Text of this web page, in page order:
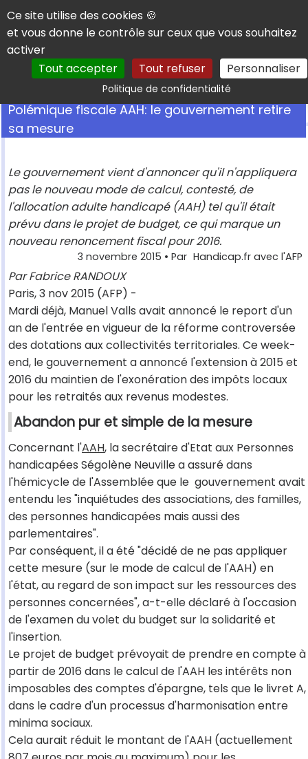
Panneau de gestion des cookies
Ce site utilise des cookies 🍪
et vous donne le contrôle sur ceux que vous souhaitez
activer
Tout accepter
Tout refuser Personnaliser
Politique de confidentialitéRechercher
Polémique fiscale AAH: le gouvernement retire
sa mesure
Le gouvernement vient d'annoncer qu'il n'appliquera
pas le nouveau mode de calcul, contesté, de
l'allocation adulte handicapé (AAH) tel qu'il était
prévu dans le projet de budget, ce qui marque un
nouveau renoncement fiscal pour 2016.
3 novembre 2015 • Par Handicap.fr avec l'AFP
Par Fabrice RANDOUX
Paris, 3 nov 2015 (AFP) -
Mardi déjà, Manuel Valls avait annoncé le report d'un
an de l'entrée en vigueur de la réforme controversée
des dotations aux collectivités territoriales. Ce week-
end, le gouvernement a annoncé l'extension à 2015 et
2016 du maintien de l'exonération des impôts locaux
pour les retraités aux revenus modestes.
Abandon pur et simple de la mesure
Concernant l'AAH, la secrétaire d'Etat aux Personnes
handicapées Ségolène Neuville a assuré dans
l'hémicycle de l'Assemblée que le gouvernement avait
entendu les "inquiétudes des associations, des familles,
des personnes handicapées mais aussi des
parlementaires".
Par conséquent, il a été "décidé de ne pas appliquer
cette mesure (sur le mode de calcul de l'AAH) en
l'état, au regard de son impact sur les ressources des
personnes concernées", a-t-elle déclaré à l'occasion
de l'examen du volet du budget sur la solidarité et
l'insertion.
Le projet de budget prévoyait de prendre en compte à
partir de 2016 dans le calcul de l'AAH les intérêts non
imposables des comptes d'épargne, tels que le livret A,
dans le cadre d'un processus d'harmonisation entre
minima sociaux.
Cela aurait réduit le montant de l'AAH (actuellement